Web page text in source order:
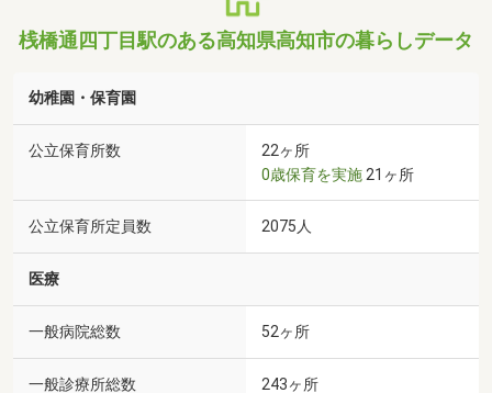
桟橋通四丁目駅のある高知県高知市の暮らしデータ
幼稚園・保育園
公立保育所数
22ヶ所
0歳保育を実施 21ヶ所
公立保育所定員数 2075人
医療
一般病院総数 52ヶ所
一般診療所総数 243ヶ所